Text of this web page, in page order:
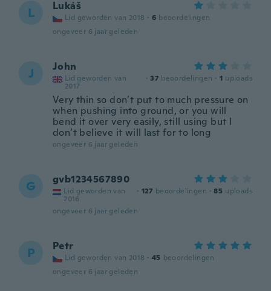
L Lukáš
Lid geworden van 2018 · 6 beoordelingen
ongeveer 6 jaar geleden
J John
Lid geworden van
2017
· 37 beoordelingen · 1 uploads
Very thin so don’t put to much pressure on
when pushing into ground, or you will
bend it over very easily, still using but I
don’t believe it will last for to long
ongeveer 6 jaar geleden
G gvb1234567890
Lid geworden van
2016
· 127 beoordelingen · 85 uploads
ongeveer 6 jaar geleden
P Petr
Lid geworden van 2018 · 45 beoordelingen
ongeveer 6 jaar geleden